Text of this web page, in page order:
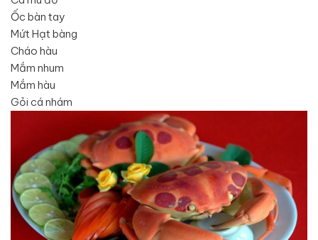
Ốc bàn tay
Mứt Hạt bàng
Cháo hàu
Mắm nhum
Mắm hàu
Gỏi cá nhám